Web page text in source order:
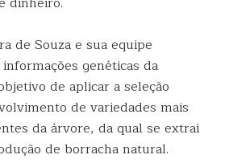
de Souza e sua equipe
genéticas da
de aplicar a seleção
de variedades mais
da árvore, da qual se extrai
de borracha natural.